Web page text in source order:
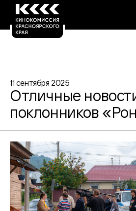
11 сентября 2025
Отличные
поклонников